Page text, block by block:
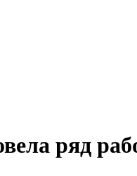
ряд